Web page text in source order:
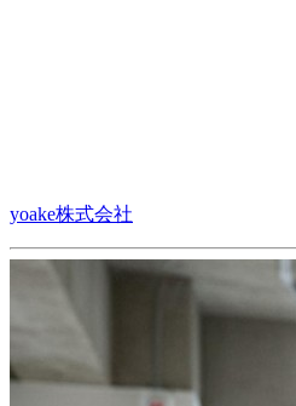
yoake株式会社